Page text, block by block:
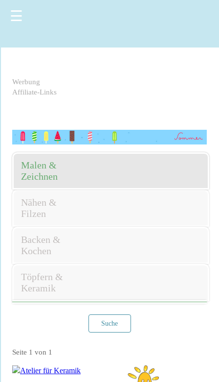
☰
Werbung
Affiliate-Links
Malen &
Zeichnen
Nähen &
Filzen
Backen &
Kochen
Töpfern &
Keramik
Suche
Seite 1 von 1